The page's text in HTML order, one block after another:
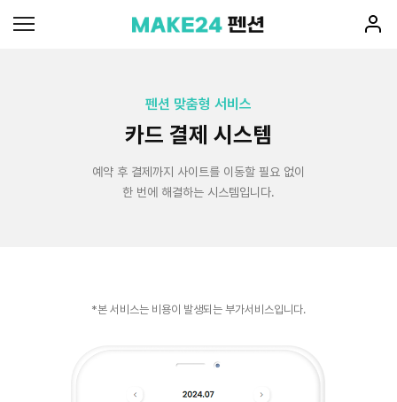
펜션 맞춤형 서비스
카드 결제 시스템
예약 후 결제까지 사이트를 이동할 필요 없이
한 번에 해결하는 시스템입니다.
*본 서비스는 비용이 발생되는 부가서비스입니다.